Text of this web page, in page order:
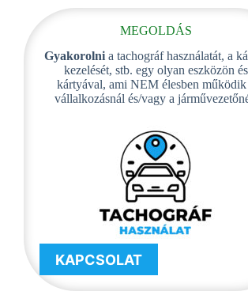
MEGOLDÁS
Gyakorolni a tachográf használatát, a
kezelését, stb. egy olyan eszközön és
kártyával, ami NEM élesben működik
vállalkozásnál és/vagy a
KAPCSOLAT